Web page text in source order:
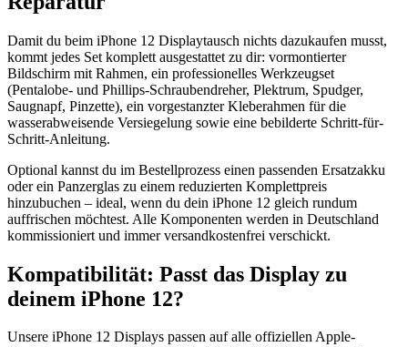
Damit du beim iPhone 12 Displaytausch nichts dazukaufen musst,
kommt jedes Set komplett ausgestattet zu dir: vormontierter
Bildschirm mit Rahmen, ein professionelles Werkzeugset
(Pentalobe- und Phillips-Schraubendreher, Plektrum, Spudger,
Saugnapf, Pinzette), ein vorgestanzter Kleberahmen für die
wasserabweisende Versiegelung sowie eine bebilderte Schritt-für-
Schritt-Anleitung.
Optional kannst du im Bestellprozess einen passenden Ersatzakku
oder ein Panzerglas zu einem reduzierten Komplettpreis
hinzubuchen – ideal, wenn du dein iPhone 12 gleich rundum
auffrischen möchtest. Alle Komponenten werden in Deutschland
kommissioniert und immer versandkostenfrei verschickt.
Kompatibilität: Passt das Display zu
deinem iPhone 12?
Unsere iPhone 12 Displays passen auf alle offiziellen Apple-